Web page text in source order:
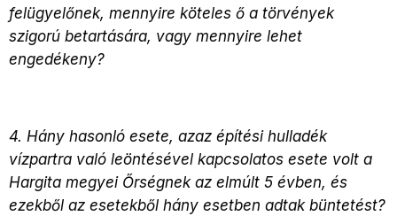
felügyelőnek, mennyire köteles ő a törvények
szigorú betartására, vagy mennyire lehet
engedékeny?
4. Hány hasonló esete, azaz építési hulladék
vízpartra való leöntésével kapcsolatos esete volt a
Hargita megyei Őrségnek az elmúlt 5 évben, és
ezekből az esetekből hány esetben adtak büntetést?